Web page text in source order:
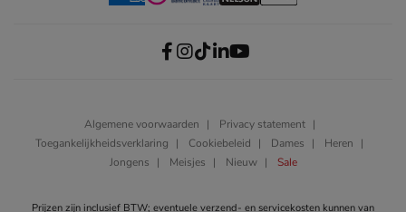
Algemene voorwaarden
Privacy statement
Toegankelijkheidsverklaring
Cookiebeleid Dames
Heren
Jongens
Meisjes Nieuw Sale
Prijzen zijn inclusief BTW; eventuele verzend- en servicekosten kunnen van